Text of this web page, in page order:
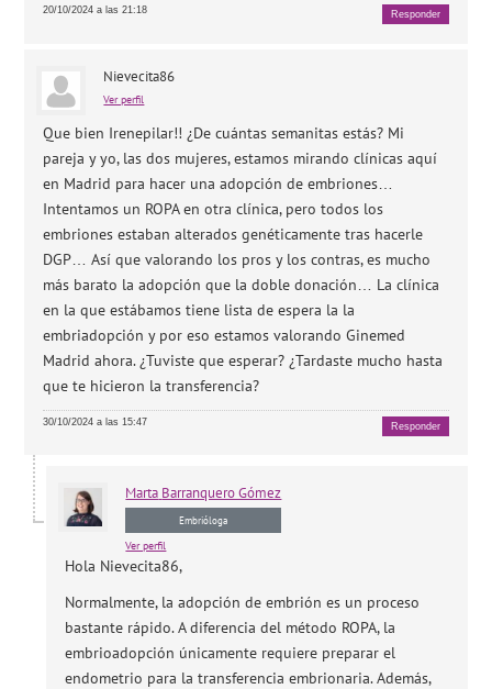
20/10/2024 a las 21:18 Responder
Nievecita86
Ver perfil
Que bien Irenepilar!! ¿De cuántas semanitas estás? Mi
pareja y yo, las dos mujeres, estamos mirando clínicas aquí
en Madrid para hacer una adopción de embriones…
Intentamos un ROPA en otra clínica, pero todos los
embriones estaban alterados genéticamente tras hacerle
DGP… Así que valorando los pros y los contras, es mucho
más barato la adopción que la doble donación… La clínica
en la que estábamos tiene lista de espera la la
embriadopción y por eso estamos valorando Ginemed
Madrid ahora. ¿Tuviste que esperar? ¿Tardaste mucho hasta
que te hicieron la transferencia?
30/10/2024 a las 15:47 Responder
Marta Barranquero Gómez
Embrióloga
Ver perfil
Hola Nievecita86,
Normalmente, la adopción de embrión es un proceso
bastante rápido. A diferencia del método ROPA, la
embrioadopción únicamente requiere preparar el
endometrio para la transferencia embrionaria. Además,